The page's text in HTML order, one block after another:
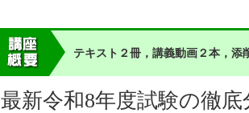
テキスト２冊，講義動画２本，添
最新令和8年度試験の徹